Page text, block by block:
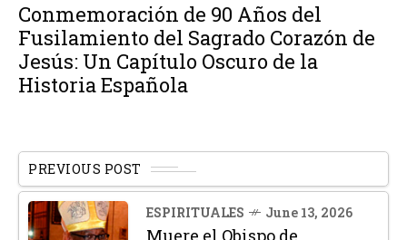
Conmemoración de 90 Años del
Fusilamiento del Sagrado Corazón de
Jesús: Un Capítulo Oscuro de la
Historia Española
PREVIOUS POST
ESPIRITUALES June 13, 2026